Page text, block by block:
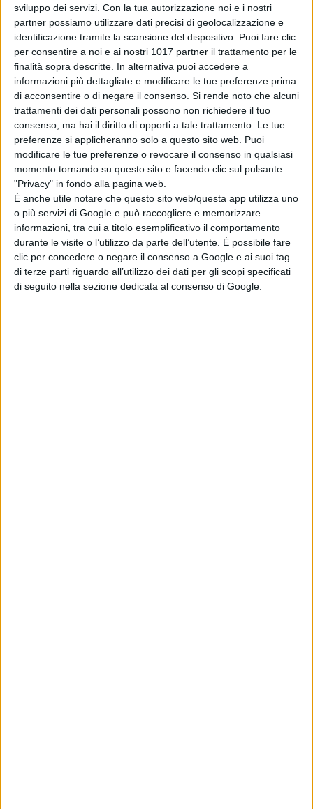
sviluppo dei servizi. Con la tua autorizzazione noi e i nostri
partner possiamo utilizzare dati precisi di geolocalizzazione e
identificazione tramite la scansione del dispositivo. Puoi fare clic
per consentire a noi e ai nostri 1017 partner il trattamento per le
finalità sopra descritte. In alternativa puoi accedere a
informazioni più dettagliate e modificare le tue preferenze prima
di acconsentire o di negare il consenso. Si rende noto che alcuni
trattamenti dei dati personali possono non richiedere il tuo
consenso, ma hai il diritto di opporti a tale trattamento. Le tue
preferenze si applicheranno solo a questo sito web. Puoi
modificare le tue preferenze o revocare il consenso in qualsiasi
momento tornando su questo sito e facendo clic sul pulsante
"Privacy" in fondo alla pagina web.
È anche utile notare che questo sito web/questa app utilizza uno
o più servizi di Google e può raccogliere e memorizzare
informazioni, tra cui a titolo esemplificativo il comportamento
durante le visite o l’utilizzo da parte dell’utente. È possibile fare
clic per concedere o negare il consenso a Google e ai suoi tag
di terze parti riguardo all’utilizzo dei dati per gli scopi specificati
di seguito nella sezione dedicata al consenso di Google.
rigenerata in un corpo identico al
precedente. Ma nel momento in cui
Mickey7, creduto morto in missione,
scoprirà la presenza diMickey8tutto
si complicherà.
Per quanto riguardaYeuninoltre,
approderà presto sul grande
schermo nell’atteso horror diJordan
Peele “Nope”.
FONTEDEADLINE